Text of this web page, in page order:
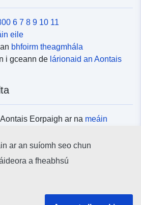
6 7 8 9 10 11
eile
bhfoirm theagmhála
i gceann de lárionaid an Aontais
Eorpaigh ar na meáin
ar an suíomh seo chun
a fheabhsú